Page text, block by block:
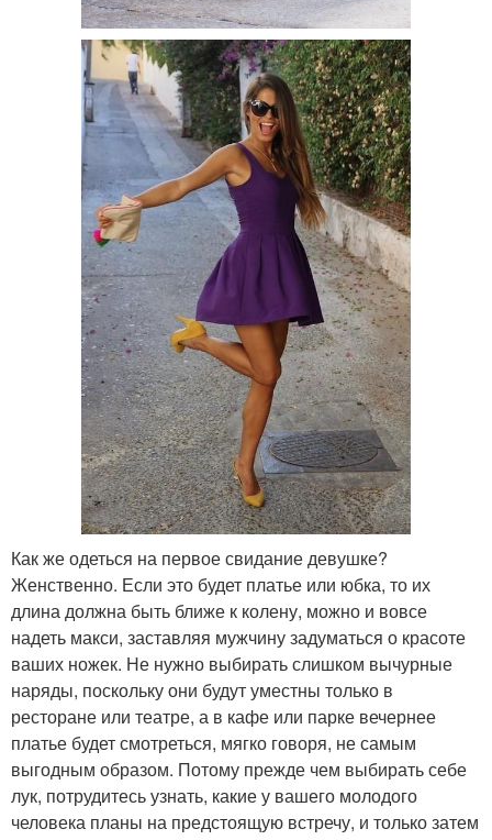
Как же одеться на первое свидание девушке?
Женственно. Если это будет платье или юбка, то их
длина должна быть ближе к колену, можно и вовсе
надеть макси, заставляя мужчину задуматься о красоте
ваших ножек. Не нужно выбирать слишком вычурные
наряды, поскольку они будут уместны только в
ресторане или театре, а в кафе или парке вечернее
платье будет смотреться, мягко говоря, не самым
выгодным образом. Потому прежде чем выбирать себе
лук, потрудитесь узнать, какие у вашего молодого
человека планы на предстоящую встречу, и только затем